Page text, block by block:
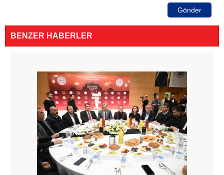
Gönder
BENZER HABERLER